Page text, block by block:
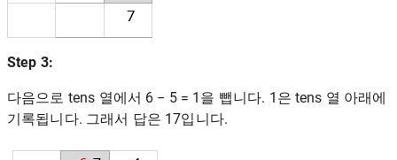
Step 3:
다음으로 tens 열에서 6 − 5 = 1을 뺍니다. 1은 tens 열 아래에
기록됩니다. 그래서 답은 17입니다.